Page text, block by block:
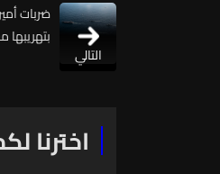
التالي
ضربات
بتهريبها
اخترنا